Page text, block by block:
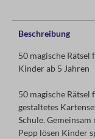
Beschreibung
50 magische
Kinder ab 5 Jahren
50 magische
gestaltetes
Schule.
Pepp lösen Kinder